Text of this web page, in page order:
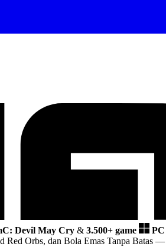
Devil May Cry & 3.500+ game
Red Orbs, dan Bola Emas Tanpa Batas —